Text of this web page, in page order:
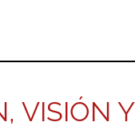
VISIÓN Y